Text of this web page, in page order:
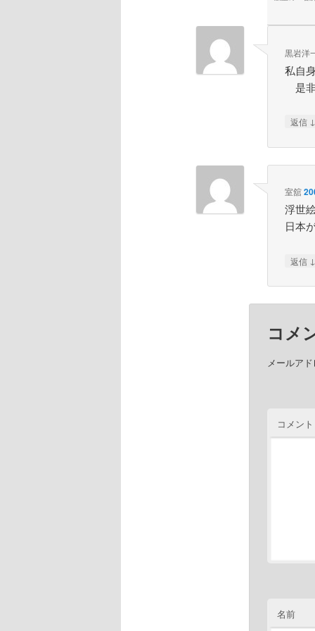
黒岩洋
私自
是
返信
室舘
浮世
日本
返信
コメ
メールア
コメント
名前